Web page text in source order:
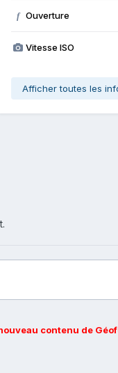
f Ouverture
Vitesse ISO
contenu de